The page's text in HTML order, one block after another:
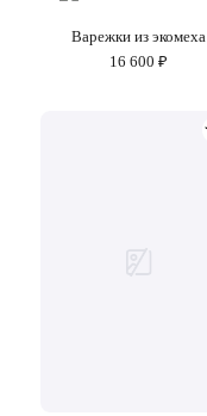
Варежки из экомеха
16 600 ₽